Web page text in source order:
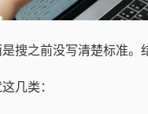
搜之前没写清楚标准
几类：